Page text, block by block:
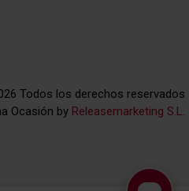
Todos los derechos reservados
Ocasión by Releasemarketing S.L.